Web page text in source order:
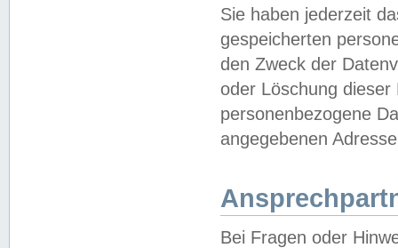
Sie haben jederzeit
gespeicherten
den Zweck der
oder Löschung
personenbezogene
angegebenen
Bei Fragen oder